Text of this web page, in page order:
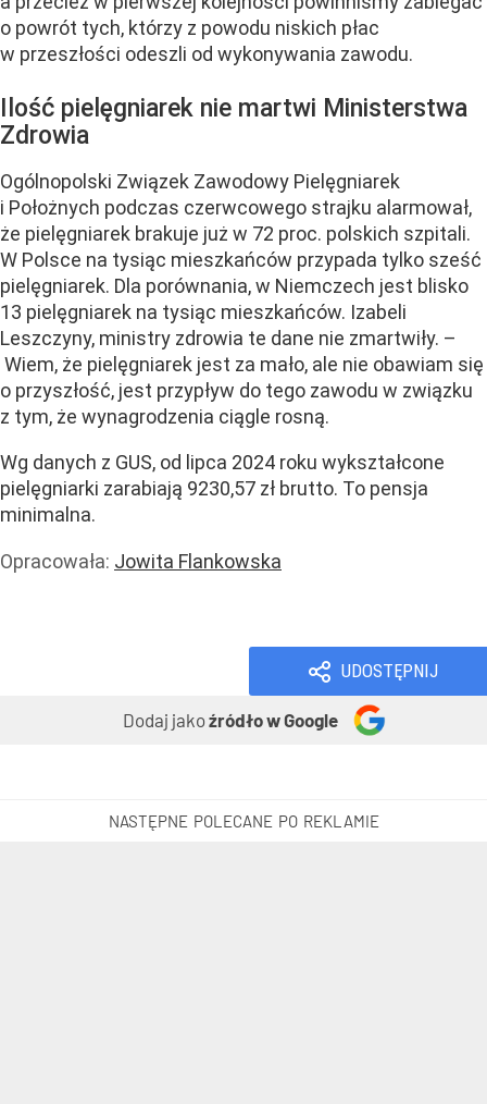
o powrót tych, którzy z powodu niskich płac
w przeszłości odeszli od wykonywania zawodu.
Ilość pielęgniarek nie martwi Ministerstwa
Zdrowia
Ogólnopolski Związek Zawodowy Pielęgniarek
i Położnych podczas czerwcowego strajku alarmował,
że pielęgniarek brakuje już w 72 proc. polskich szpitali.
W Polsce na tysiąc mieszkańców przypada tylko sześć
pielęgniarek. Dla porównania, w Niemczech jest blisko
13 pielęgniarek na tysiąc mieszkańców. Izabeli
Leszczyny, ministry zdrowia te dane nie zmartwiły. –
Wiem, że pielęgniarek jest za mało, ale nie obawiam się
o przyszłość, jest przypływ do tego zawodu w związku
z tym, że wynagrodzenia ciągle rosną.
Wg danych z GUS, od lipca 2024 roku wykształcone
pielęgniarki zarabiają 9230,57 zł brutto. To pensja
minimalna.
Opracowała: Jowita Flankowska
UDOSTĘPNIJ
Dodaj jakoźródło w Google